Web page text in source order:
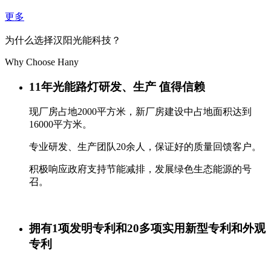
更多
为什么选择汉阳光能科技？
Why Choose Hany
11年光能路灯研发、生产 值得信赖
现厂房占地2000平方米，新厂房建设中占地面积达到
16000平方米。
专业研发、生产团队20余人，保证好的质量回馈客户。
积极响应政府支持节能减排，发展绿色生态能源的号
召。
拥有1项发明专利和20多项实用新型专利和外观
专利